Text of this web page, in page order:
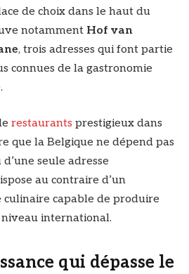
de choix dans le haut du
notamment Hof van
, trois adresses qui font partie
connues de la gastronomie
restaurants prestigieux dans
que la Belgique ne dépend pas
seule adresse
au contraire d’un
capable de produire
international.
qui dépasse le